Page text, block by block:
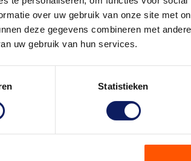
over uw gebruik van onze site met
deze gegevens combineren met
uw gebruik van hun services.
Statistieken